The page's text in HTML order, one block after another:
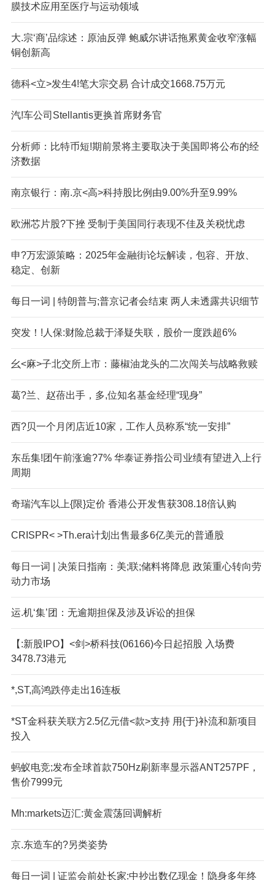
膜技术应用至医疗与运动领域
大.宗‘商’品综述：原油反弹 鲍威尔讲话拖累黄金收窄涨幅
铜创新高
德科<立>发生4!笔大宗交易 合计成交1668.75万元
汽!车公司Stellantis更换首席财务官
分析师：比特币短!期前景将主要取决于美国即将公布的经
济数据
南京银行：南.京<高>科持股比例由9.00%升至9.99%
欧洲芯片股?下挫 受制于美国同行表现不佳及关税忧虑
申?万宏源策略：2025年金融街论坛解读，包容、开放、
稳定、创新
每日一词 | 特朗普与;普京记者会结束 两人未透露共识细节
突发！!人保:财险总裁于泽疑失联，股价一度跌超6%
幺<麻>子北交所上市：藤椒油龙头的二次闯关与战略救赎
葛?兰、赵蓓出手，多,位知名基金经理“现身”
西?贝一个月闭店近10家，工作人员称系“统一安排”
东岳集!团午前涨逾?7% 华泰证券指公司业绩有望进入上行
周期
奇瑞汽车以上{限}定价 香港公开发售获308.18倍认购
CRISPR< >Th.era计划出售最多6亿美元的普通股
每日一词 | 决策日指南：美;联;储料将降息 政策重心转向劳
动力市场
运.机‘集’团：无逾期担保及涉及诉讼的担保
【:新股IPO】<剑>桥科技(06166)今日起招股 入场费
3478.73港元
*,ST,高鸿跌停走出16连板
*ST金科获关联方2.5亿元借<款>支持 用{于}补流和新项目
投入
蚂蚁电竞;发布全球首款750Hz刷新率显示器ANT257PF，
售价7999元
Mh:markets迈汇:黄金震荡回调解析
京.东造车的?另类姿势
每日一词 | 证监会前处长家:中抄出数亿现金！隐身多年终